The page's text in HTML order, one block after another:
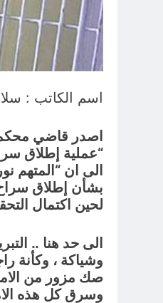
اسم الكاتب :
اصدر قاضي
“عملية إطلاق
الى ان “المتهم
بشأن إطلاق سراح
لحين اكتمال
الى حد هنا ..
وسرق كل هذه